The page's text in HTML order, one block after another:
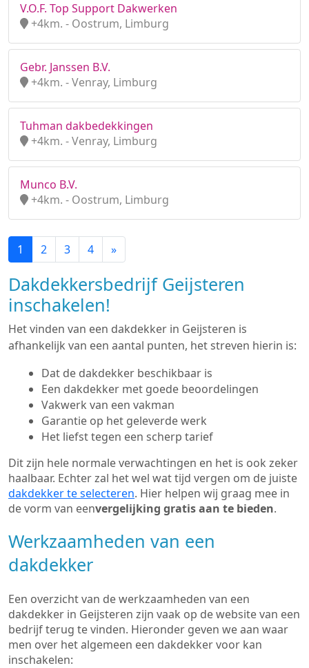
V.O.F. Top Support Dakwerken
+4km. - Oostrum, Limburg
Gebr. Janssen B.V.
+4km. - Venray, Limburg
Tuhman dakbedekkingen
+4km. - Venray, Limburg
Munco B.V.
+4km. - Oostrum, Limburg
1 2 3 4 »
Dakdekkersbedrijf Geijsteren
inschakelen!
Het vinden van een dakdekker in Geijsteren is
afhankelijk van een aantal punten, het streven hierin is:
Dat de dakdekker beschikbaar is
Een dakdekker met goede beoordelingen
Vakwerk van een vakman
Garantie op het geleverde werk
Het liefst tegen een scherp tarief
Dit zijn hele normale verwachtingen en het is ook zeker
haalbaar. Echter zal het wel wat tijd vergen om de juiste
dakdekker te selecteren. Hier helpen wij graag mee in
de vorm van eenvergelijking gratis aan te bieden.
Werkzaamheden van een
dakdekker
Een overzicht van de werkzaamheden van een
dakdekker in Geijsteren zijn vaak op de website van een
bedrijf terug te vinden. Hieronder geven we aan waar
men over het algemeen een dakdekker voor kan
inschakelen: